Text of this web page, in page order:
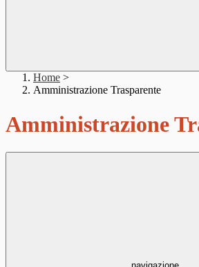
Home >
Amministrazione Trasparente
Amministrazione